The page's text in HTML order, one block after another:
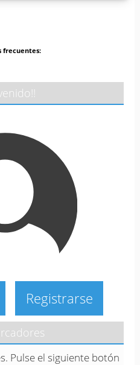
frecuentes:
Registrarse
Pulse el siguiente botón